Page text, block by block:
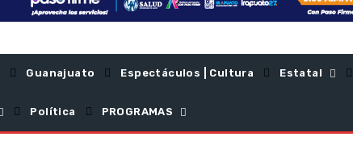
Guanajuato Espectáculos | Cultura Estatal
Política PROGRAMAS